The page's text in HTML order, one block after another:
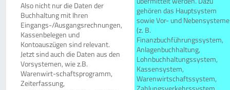
Also nicht nur die Daten der
Buchhaltung mit Ihren
Eingangs-/Ausgangsrechnungen,
Kassenbelegen und
Kontoauszügen sind relevant.
Jetzt sind auch die Daten aus den
Vorsystemen, wie z.B.
Warenwirt-schaftsprogramm,
Zeiterfassung,
gehören das Hauptsystem
sowie Vor- und Nebensysteme
(z. B.
Finanzbuchführungssystem,
Anlagenbuchhaltung,
Lohnbuchhaltungssystem,
Kassensystem,
Warenwirtschaftssystem,